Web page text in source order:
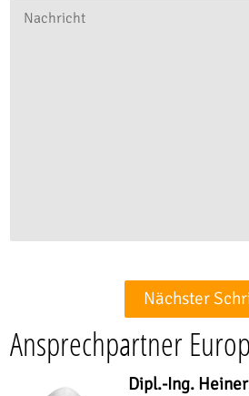
Nächster
Ansprechpartner
Dipl.-Ing.